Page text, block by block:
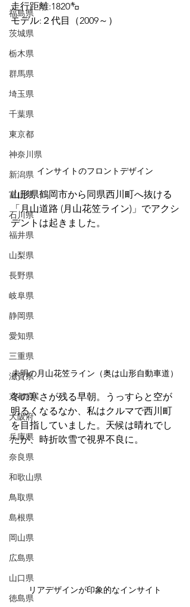
福島県
茨城県
栃木県
群馬県
埼玉県
千葉県
東京都
神奈川県
新潟県
富山県
石川県
福井県
山梨県
長野県
岐阜県
静岡県
愛知県
三重県
滋賀県
京都府
大阪府
兵庫県
奈良県
和歌山県
鳥取県
島根県
岡山県
広島県
山口県
徳島県
走行距離:1820㌔
モデル:２代目（2009～）
インサイトのフロントデザイン
山形県鶴岡市から同県西川町へ抜ける
「月山道路 (月山花笠ライン)」でアクシ
デントは起きました。
未明の月山花笠ライン（奥は山形自動車道）
冬の寒さが残る早朝。うっすらと空が
明るくなるなか、私はクルマで西川町
を目指していました。天候は晴れでし
たが、時折吹雪で視界不良に。
リアデザインが印象的なインサイト